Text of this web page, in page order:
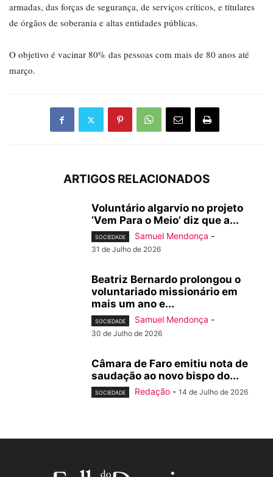
armadas, das forças de segurança, de serviços críticos, e titulares
de órgãos de soberania e altas entidades públicas.
O objetivo é vacinar 80% das pessoas com mais de 80 anos até
março.
ARTIGOS RELACIONADOS
Voluntário algarvio no projeto
‘Vem Para o Meio’ diz que a...
SOCIEDADE Samuel Mendonça -
31 de Julho de 2026
Beatriz Bernardo prolongou o
voluntariado missionário em
mais um ano e...
SOCIEDADE Samuel Mendonça -
30 de Julho de 2026
Câmara de Faro emitiu nota de
saudação ao novo bispo do...
SOCIEDADE Redação - 14 de Julho de 2026